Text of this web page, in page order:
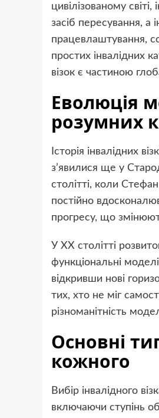
цивілізованому
засіб пересування, а
працевлаштування,
простих інвалідних
візок є частиною
Еволюція
розумних
Історія інвалідних
з’явилися ще у
столітті, коли
постійно
прогресу, що
У XX столітті
функціональні
відкривши нові
тих, хто не міг
різноманітність
Основні
кожного
Вибір інвалідного
включаючи ступінь